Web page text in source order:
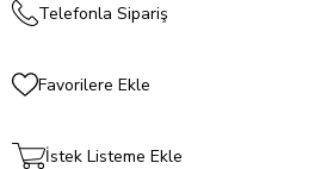
Telefonla Sipariş
Favorilere Ekle
İstek Listeme Ekle